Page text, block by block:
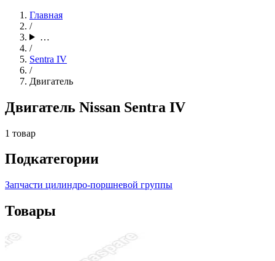
Главная
/
…
/
Sentra IV
/
Двигатель
Двигатель Nissan Sentra IV
1 товар
Подкатегории
Запчасти цилиндро-поршневой группы
Товары